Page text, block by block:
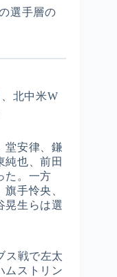
選手層の
北中米W
堂安律、鎌
純也、前田
た。一方
手怜央、
晃生らは選
ス戦で左太
ムストリン